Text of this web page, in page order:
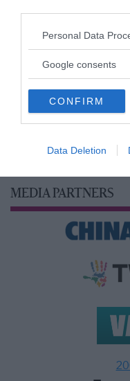
Please note that this
not limited to your visit
use your data for below
consent section.
Personal Data
Google consents
CONFIRM
Data Deletion
MEDIA PARTNERS